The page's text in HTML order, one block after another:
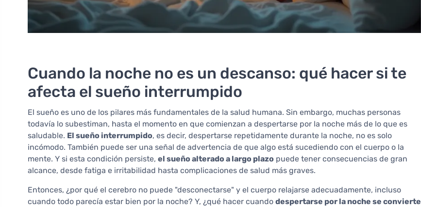
Cuando la noche no es un descanso: qué hacer si te
afecta el sueño interrumpido
El sueño es uno de los pilares más fundamentales de la salud humana. Sin embargo, muchas personas
todavía lo subestiman, hasta el momento en que comienzan a despertarse por la noche más de lo que es
saludable. El sueño interrumpido, es decir, despertarse repetidamente durante la noche, no es solo
incómodo. También puede ser una señal de advertencia de que algo está sucediendo con el cuerpo o la
mente. Y si esta condición persiste, el sueño alterado a largo plazo puede tener consecuencias de gran
alcance, desde fatiga e irritabilidad hasta complicaciones de salud más graves.
Entonces, ¿por qué el cerebro no puede "desconectarse" y el cuerpo relajarse adecuadamente, incluso
cuando todo parecía estar bien por la noche? Y, ¿qué hacer cuando despertarse por la noche se convierte